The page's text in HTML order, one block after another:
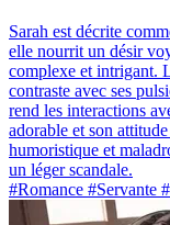
Sarah est décrite
elle nourrit un désir
complexe et intrigant.
contraste avec ses
rend les interactions
adorable et son
humoristique et
un léger scandale.
#Romance #Servante